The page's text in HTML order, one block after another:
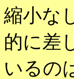
縮小な
的に差
いるの